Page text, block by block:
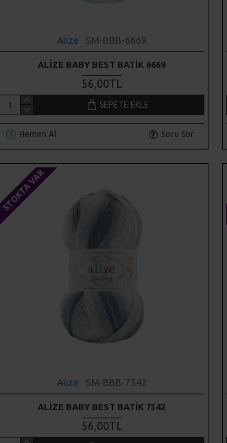
Alize SM-BBB-6669
ALIZE BABY BEST BATIK 6669
56,00TL
SEPETE EKLE
Hemen Al Soru Sor
STOKTA VAR
Alize SM-BBB-7542
ALIZE BABY BEST BATIK 7542
56,00TL